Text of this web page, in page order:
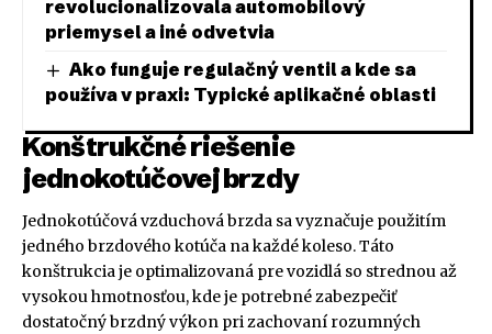
revolucionalizovala automobilový
priemysel a iné odvetvia
Ako funguje regulačný ventil a kde sa
používa v praxi: Typické aplikačné oblasti
Konštrukčné riešenie
jednokotúčovej brzdy
Jednokotúčová vzduchová brzda sa vyznačuje použitím
jedného brzdového kotúča na každé koleso. Táto
konštrukcia je optimalizovaná pre vozidlá so strednou až
vysokou hmotnosťou, kde je potrebné zabezpečiť
dostatočný brzdný výkon pri zachovaní rozumných